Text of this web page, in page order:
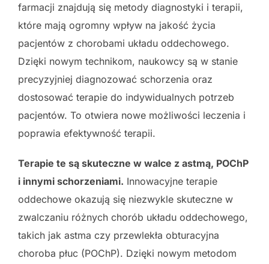
farmacji znajdują się metody diagnostyki i terapii,
które mają ogromny wpływ na jakość życia
pacjentów z chorobami układu oddechowego.
Dzięki nowym technikom, naukowcy są w stanie
precyzyjniej diagnozować schorzenia oraz
dostosować terapie do indywidualnych potrzeb
pacjentów. To otwiera nowe możliwości leczenia i
poprawia efektywność terapii.
Terapie te są skuteczne w walce z astmą, POChP
i innymi schorzeniami. Innowacyjne terapie
oddechowe okazują się niezwykle skuteczne w
zwalczaniu różnych chorób układu oddechowego,
takich jak astma czy przewlekła obturacyjna
choroba płuc (POChP). Dzięki nowym metodom